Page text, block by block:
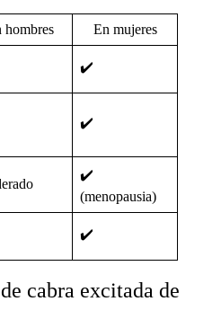
hombres En mujeres
✔️
✔️
✔️
(menopausia)
✔️
cabra excitada de